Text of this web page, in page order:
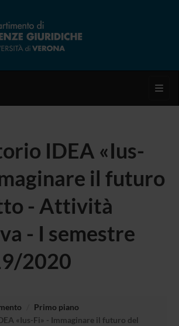
IDEA «Ius-
il futuro
- Attività
- I semestre
2020
Primo piano
«Ius-Fi» - Immaginare il futuro del